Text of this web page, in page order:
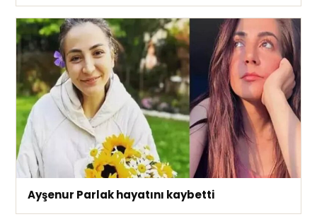
Ayşenur Parlak hayatını kaybetti